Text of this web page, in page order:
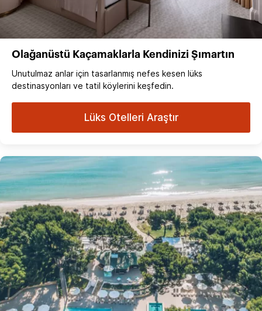
Olağanüstü Kaçamaklarla Kendinizi Şımartın
Unutulmaz anlar için tasarlanmış nefes kesen lüks
destinasyonları ve tatil köylerini keşfedin.
Lüks Otelleri Araştır